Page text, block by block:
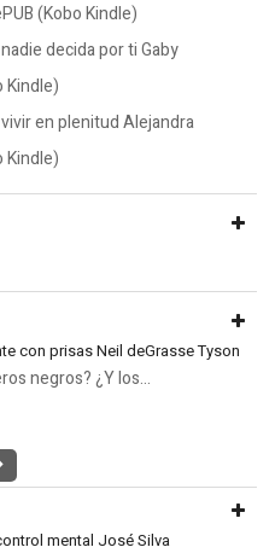
(Kobo Kindle)
decida por ti Gaby
Kindle)
en plenitud Alejandra
Kindle)
con prisas Neil deGrasse Tyson
negros? ¿Y los...
mental José Silva